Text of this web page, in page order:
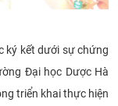
ký kết dưới sự chứng
Đại học Dược Hà
triển khai thực hiện